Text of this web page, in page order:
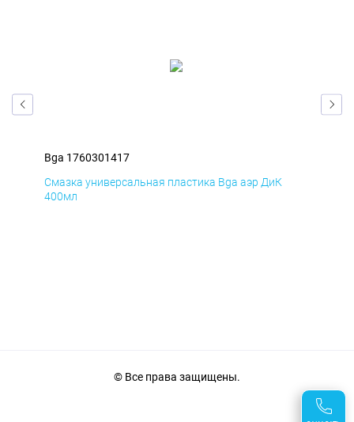
Bga 1760301417
Смазка универсальная пластика Bga аэр ДиК
400мл
© Все права защищены.